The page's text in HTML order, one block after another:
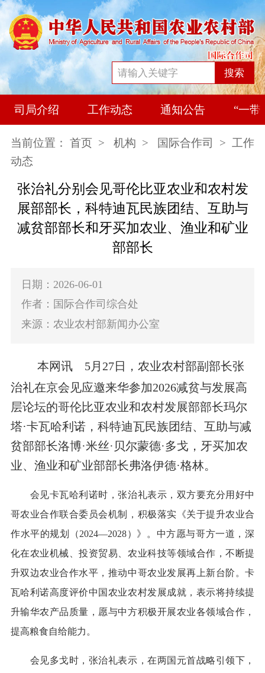
搜索
司局介绍 工作动态 通知公告 “一带
当前位置： 首页 > 机构 > 国际合作司
> 工作
动态
张治礼分别会见哥伦比亚农业和农村发
展部部长，科特迪瓦民族团结、互助与
减贫部部长和牙买加农业、渔业和矿业
部部长
日期：2026-06-01
作者：国际合作司综合处
来源：农业农村部新闻办公室
本网讯
5月27日，农业农村部副部长张
治礼在京会见应邀来华参加2026减贫与发展高
层论坛的哥伦比亚农业和农村发展部部长玛尔
塔·卡瓦哈利诺，科特迪瓦民族团结、互助与减
贫部部长洛博·米丝·贝尔蒙德·多戈，牙买加农
业、渔业和矿业部部长弗洛伊德·格林。
会见卡瓦哈利诺时，张治礼表示，双方要充分用好中
哥农业合作联合委员会机制，积极落实《关于提升农业合
作水平的规划（2024—2028）》。中方愿与哥方一道，深
化在农业机械、投资贸易、农业科技等领域合作，不断提
升双边农业合作水平，推动中哥农业发展再上新台阶。卡
瓦哈利诺高度评价中国农业农村发展成就，表示将持续提
升输华农产品质量，愿与中方积极开展农业各领域合作，
提高粮食自给能力。
会见多戈时，张治礼表示，在两国元首战略引领下，